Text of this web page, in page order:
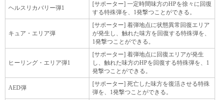
ヘルスリカバリー弾1
[サポーター] 一定時間味方のHPを徐々に回復
する特殊弾を、1発撃つことができる。
キュア・エリア弾
[サポーター] 着弾地点に状態異常回復エリア
が発生し、触れた味方を回復する特殊弾を、
1発撃つことができる。
ヒーリング・エリア弾1
[サポーター] 着弾地点に回復エリアが発生
し、触れた味方のHPを回復する特殊弾を、1
発撃つことができる。
AED弾
[サポーター] 死亡した味方を復活させる特殊
弾を、1発撃つことができる。